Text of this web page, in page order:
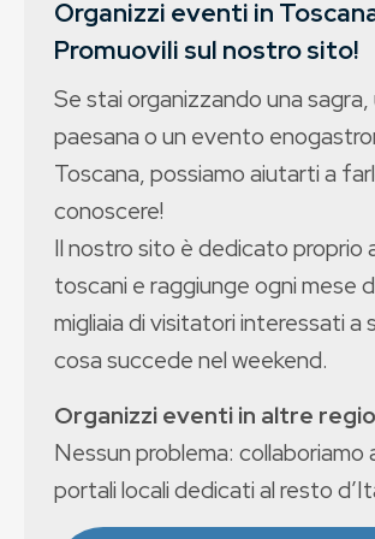
Organizzi eventi in
Promuovili sul nostro sito!
Se stai organizzando una
paesana o un evento
Toscana, possiamo aiutarti a
conoscere!
Il nostro sito è dedicato proprio
toscani e raggiunge ogni mese
migliaia di visitatori interessati a
cosa succede nel weekend.
Organizzi eventi in altre
Nessun problema: collaboriamo
portali locali dedicati al resto